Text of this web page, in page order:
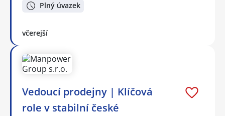
Plný úvazek
včerejší
Vedoucí prodejny | Klíčová
role v stabilní české